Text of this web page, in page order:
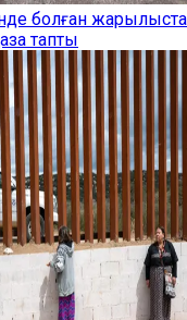
болған
тапты